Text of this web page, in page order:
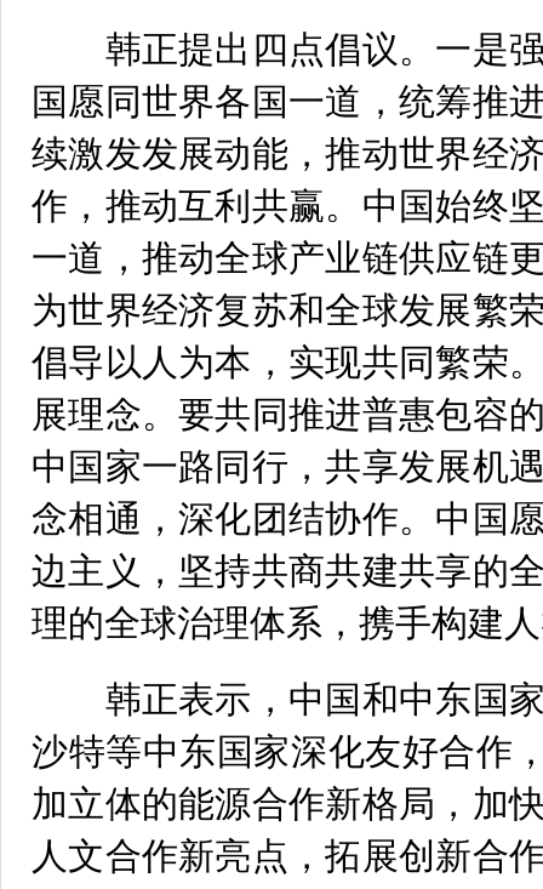
韩正提出四点倡议。一是强
国愿同世界各国一道，统筹推
续激发发展动能，推动世界经
作，推动互利共赢。中国始终
一道，推动全球产业链供应链
为世界经济复苏和全球发展繁
倡导以人为本，实现共同繁荣
展理念。要共同推进普惠包容
中国家一路同行，共享发展机
念相通，深化团结协作。中国
边主义，坚持共商共建共享的
理的全球治理体系，携手构建
韩正表示，中国和中东国家
沙特等中东国家深化友好合作
加立体的能源合作新格局，加
人文合作新亮点，拓展创新合